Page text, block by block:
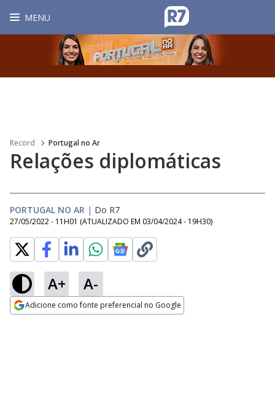
MENU
Record Portugal no Ar
Relações diplomáticas
PORTUGAL NO AR | Do R7
27/05/2022 - 11H01 (ATUALIZADO EM 03/04/2024 - 19H30)
A+ A-
Adicione como fonte preferencial no Google